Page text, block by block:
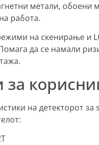
метали, обоени
работа.
на скенирање и
да се намали
за
на детекторот за